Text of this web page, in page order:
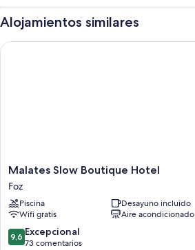
Alojamientos similares
Malates
Slow
Boutique
Hotel
Foz
Malates Slow Boutique Hotel
Foz
Piscina
Desayuno incluido
Wifi gratis
Aire acondicionado
9.6
sobre
9,6 Excepcional
73 comentarios
Malates Slow Boutique Hotel